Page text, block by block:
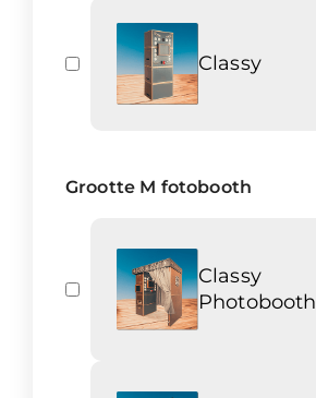
Classy
Grootte M fotobooth
Classy
Photobooth